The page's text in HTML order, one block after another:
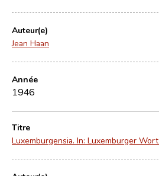
Auteur(e)
Jean Haan
Année
1946
Titre
Luxemburgensia. In: Luxemburger